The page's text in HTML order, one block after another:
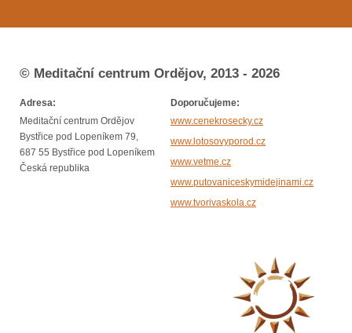
© Meditační centrum Ordějov, 2013 - 2026
Adresa:
Meditační centrum Ordějov
Bystřice pod Lopeníkem 79,
687 55 Bystřice pod Lopeníkem
Česká republika
Doporučujeme:
www.cenekrosecky.cz
www.lotosovyporod.cz
www.vetme.cz
www.putovaniceskymidejinami.cz
www.tvorivaskola.cz